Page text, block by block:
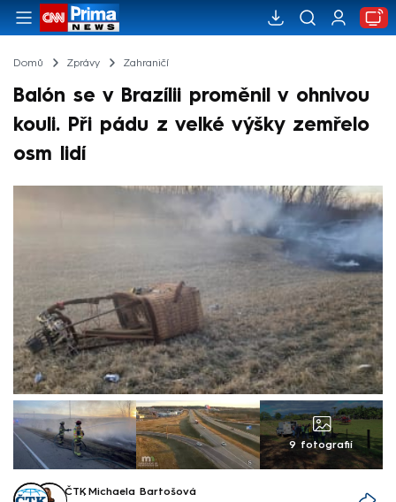
Domů Zprávy Zahraničí
Balón se v Brazílii proměnil v ohnivou
kouli. Při pádu z velké výšky zemřelo
osm lidí
9 fotografií
ČTK, Michaela Bartošová